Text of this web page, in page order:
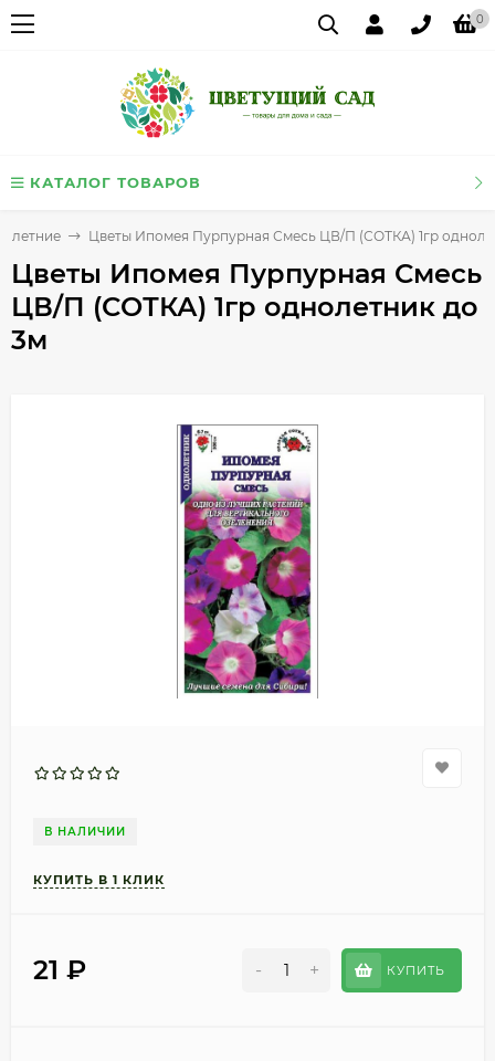
0
КАТАЛОГ ТОВАРОВ
Цветы Ипомея Пурпурная Смесь ЦВ/П (СОТКА) 1гр
Цветы Ипомея Пурпурная Смесь
ЦВ/П (СОТКА) 1гр однолетник до
3м
В НАЛИЧИИ
21 ₽ - + КУПИТЬ